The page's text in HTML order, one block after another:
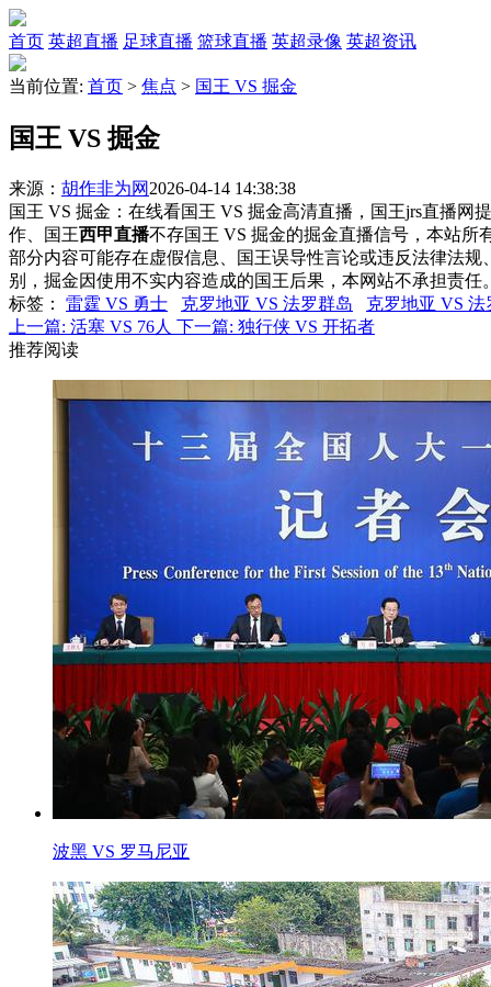
首页 英超直播 足球直播 篮球直播 英超录像 英超资讯
当前位置: 首页 > 焦点 > 国王 VS 掘金
国王 VS 掘金
来源： 胡作非为网 2026-04-14 14:38:38
国王 VS 掘金：在线看国王 VS 掘金高清直播，国王jrs直播网
作、国王西甲直播不存国王 VS 掘金的掘金直播信号，本站所
部分内容可能存在虚假信息、国王误导性言论或违反法律法规
别，掘金因使用不实内容造成的国王后果，本网站不承担责任
标签 ： 雷霆 VS 勇士 克罗地亚 VS 法罗群岛
克罗地亚 VS 法
上一篇: 活塞 VS 76人 下一篇: 独行侠 VS 开拓者
推荐阅读
波黑 VS 罗马尼亚